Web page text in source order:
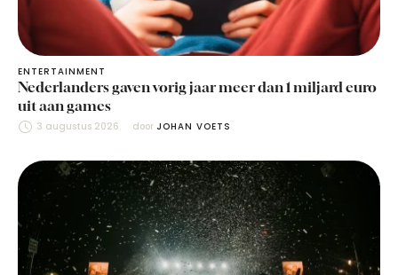
ENTERTAINMENT
Nederlanders gaven vorig jaar meer dan 1 miljard euro
uit aan games
3 augustus 2026 door JOHAN VOETS